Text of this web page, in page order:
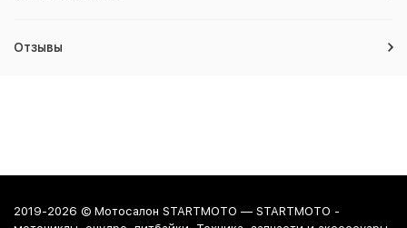
Отзывы
2019-2026 © Мотосалон STARTMOTO — STARTMOTO -